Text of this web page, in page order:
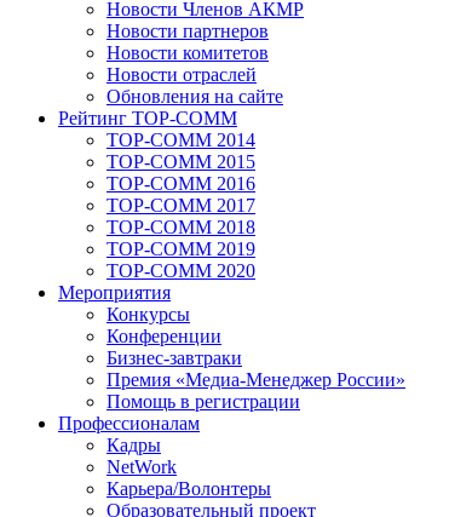
Новости Членов АКМР
Новости партнеров
Новости комитетов
Новости отраслей
Обновления на сайте
Рейтинг TOP-COMM
TOP-COMM 2014
TOP-COMM 2015
TOP-COMM 2016
TOP-COMM 2017
TOP-COMM 2018
TOP-COMM 2019
TOP-COMM 2020
Мероприятия
Конкурсы
Конференции
Бизнес-завтраки
Премия «Медиа-Менеджер России»
Помощь в регистрации
Профессионалам
Кадры
NetWork
Карьера/Волонтеры
Образовательный проект